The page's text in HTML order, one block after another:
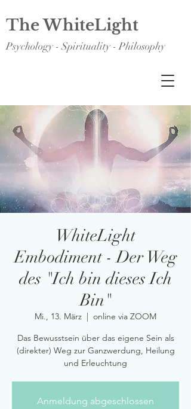
The WhiteLight
Psychology - Spirituality - Philosophy
WhiteLight
Embodiment - Der Weg
des "Ich bin dieses Ich
Bin"
Mi., 13. März
  |
online via ZOOM
Das Bewusstsein über das eigene Sein als
(direkter) Weg zur Ganzwerdung, Heilung
und Erleuchtung
Anmeldung abgeschlossen